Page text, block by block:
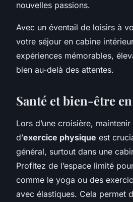
nouvelles passions.
Avec un éventail de loisirs à
votre séjour en cabine
expériences mémorables,
bien au-delà des attentes.
Santé et bien-être
Lors d’une croisière,
d’exercice physique est
général, surtout dans une
Profitez de l’espace limité
comme le yoga ou des
avec élastiques. Cela permet